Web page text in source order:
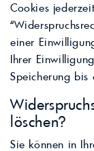
Cookies
einer
Ihrer
Speicherung
löschen?
Sie können in